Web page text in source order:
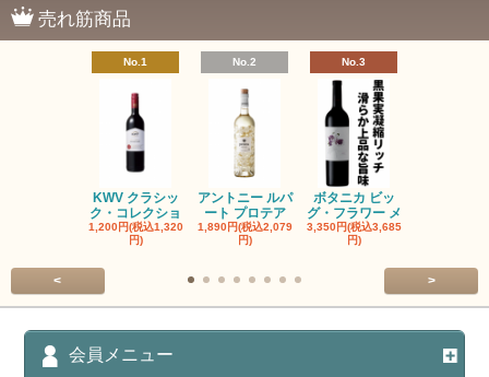
売れ筋商品
No.1
KWV クラシッ
ク・コレクショ
1,200円(税込1,320
円)
No.2
アントニー ルパ
ート プロテア
1,890円(税込2,079
円)
No.3
ボタニカ ビッ
グ・フラワー メ
3,350円(税込3,685
円)
< >
会員メニュー